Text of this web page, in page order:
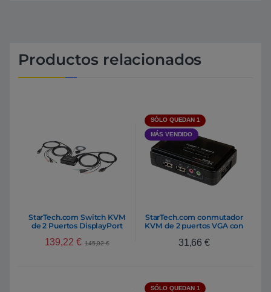
Productos relacionados
StarTech.com Switch KVM
de 2 Puertos DisplayPort
139,22 € 145,02€
SÓLO QUEDAN 1
MÁS VENDIDO
StarTech.com conmutador
KVM de 2 puertos VGA con
31,66 €
SÓLO QUEDAN 1